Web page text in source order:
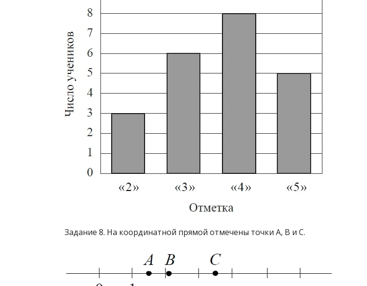
Задание 8. На координатной прямой отмечены точки A, B и C.